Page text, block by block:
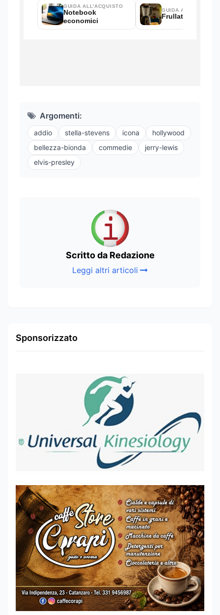
Argomenti:
addio stella-stevens icona
hollywood
bellezza-bionda
commedie
jerry-lewis
elvis-presley
Scritto da Redazione
Leggi altri articoli
Sponsorizzato